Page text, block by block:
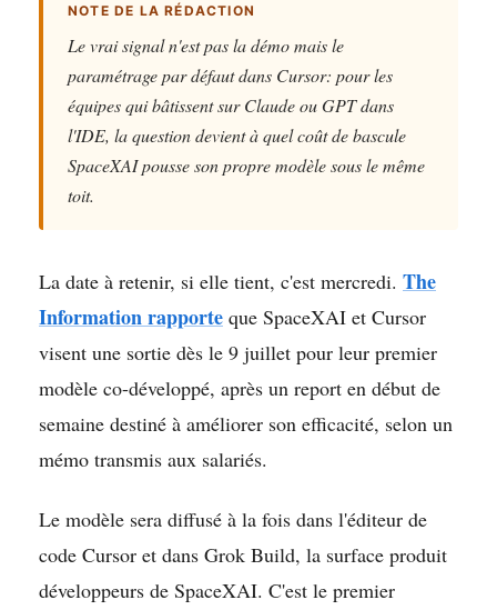
NOTE DE LA RÉDACTION
Le vrai signal n'est pas la démo mais le
paramétrage par défaut dans Cursor: pour les
équipes qui bâtissent sur Claude ou GPT dans
l'IDE, la question devient à quel coût de bascule
SpaceXAI pousse son propre modèle sous le même
toit.
La date à retenir, si elle tient, c'est mercredi. The
Information rapporte que SpaceXAI et Cursor
visent une sortie dès le 9 juillet pour leur premier
modèle co-développé, après un report en début de
semaine destiné à améliorer son efficacité, selon un
mémo transmis aux salariés.
Le modèle sera diffusé à la fois dans l'éditeur de
code Cursor et dans Grok Build, la surface produit
développeurs de SpaceXAI. C'est le premier